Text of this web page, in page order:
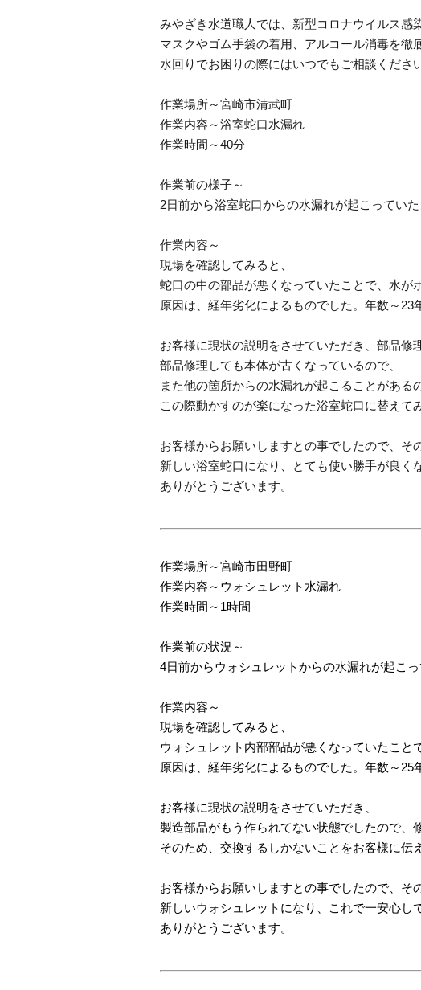
みやざき水道職人では、新型コロナウイルス感
マスクやゴム手袋の着用、アルコール消毒を徹
水回りでお困りの際にはいつでもご相談ください
作業場所～宮崎市清武町
作業内容～浴室蛇口水漏れ
作業時間～40分
作業前の様子～
2日前から浴室蛇口からの水漏れが起こっていた
作業内容～
現場を確認してみると、
蛇口の中の部品が悪くなっていたことで、水が
原因は、経年劣化によるものでした。年数～23
お客様に現状の説明をさせていただき、部品修
部品修理しても本体が古くなっているので、
また他の箇所からの水漏れが起こることがある
この際動かすのが楽になった浴室蛇口に替えて
お客様からお願いしますとの事でしたので、そ
新しい浴室蛇口になり、とても使い勝手が良く
ありがとうございます。
作業場所～宮崎市田野町
作業内容～ウォシュレット水漏れ
作業時間～1時間
作業前の状況～
4日前からウォシュレットからの水漏れが起こっ
作業内容～
現場を確認してみると、
ウォシュレット内部部品が悪くなっていたこと
原因は、経年劣化によるものでした。年数～25
お客様に現状の説明をさせていただき、
製造部品がもう作られてない状態でしたので、
そのため、交換するしかないことをお客様に伝
お客様からお願いしますとの事でしたので、そ
新しいウォシュレットになり、これで一安心し
ありがとうございます。